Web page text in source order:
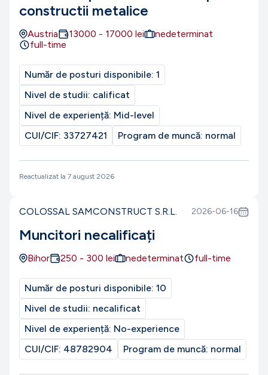
constructii metalice
Austria 13000 - 17000 lei
nedeterminat
full-time
Număr de posturi disponibile: 1
Nivel de studii: calificat
Nivel de experiență: Mid-level
CUI/CIF: 33727421 Program de muncă: normal
Reactualizat la 7 august 2026
COLOSSAL SAMCONSTRUCT S.R.L. 2026-06-16
Muncitori necalificați
Bihor 250 - 300 lei nedeterminat full-time
Număr de posturi disponibile: 10
Nivel de studii: necalificat
Nivel de experiență: No-experience
CUI/CIF: 48782904 Program de muncă: normal